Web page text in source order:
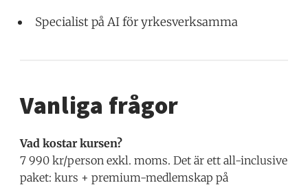
Specialist på AI för yrkesverksamma
Vanliga frågor
Vad kostar kursen?
7 990 kr/person exkl. moms. Det är ett all-inclusive
paket: kurs + premium-medlemskap på